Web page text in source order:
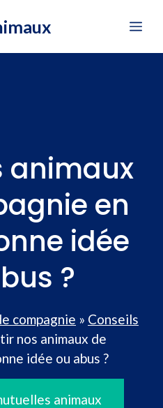
animaux
en
idée
?
compagnie » Conseils
nos animaux de
idée ou abus ?
animaux